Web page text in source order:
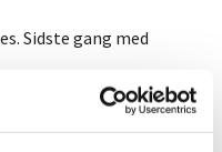
Sidste gang med
succes som vil blive
3 arrangementer